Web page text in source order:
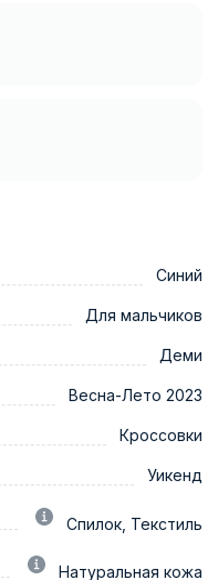
Синий
Для мальчиков
Деми
Весна-Лето 2023
Кроссовки
Уикенд
Спилок, Текстиль
Натуральная кожа